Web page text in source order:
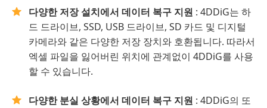
다양한 저장 설치에서 데이터 복구 지원 : 4DDiG는 하
드 드라이브, SSD, USB 드라이브, SD 카드 및 디지털
카메라와 같은 다양한 저장 장치와 호환됩니다. 따라서
엑셀 파일을 잃어버린 위치에 관계없이 4DDiG를 사용
할 수 있습니다.
다양한 분실 상황에서 데이터 복구 지원 : 4DDiG의 또